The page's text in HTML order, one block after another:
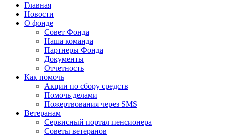
Главная
Новости
О фонде
Совет Фонда
Наша команда
Партнеры Фонда
Документы
Отчетность
Как помочь
Акции по сбору средств
Помочь делами
Пожертвования через SMS
Ветеранам
Сервисный портал пенсионера
Советы ветеранов